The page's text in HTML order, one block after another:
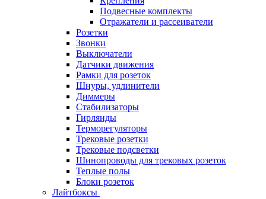
Подвесные комплекты
Отражатели и рассеиватели
Розетки
Звонки
Выключатели
Датчики движения
Рамки для розеток
Шнуры, удлинители
Диммеры
Стабилизаторы
Гирлянды
Терморегуляторы
Трековые розетки
Трековые подсветки
Шинопроводы для трековых розеток
Теплые полы
Блоки розеток
Лайтбоксы